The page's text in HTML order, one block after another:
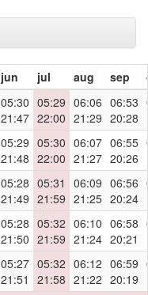
jun jul aug sep
05:30
21:47
05:29
22:00
06:06
21:29
06:53
20:28
05:29
21:48
05:30
22:00
06:07
21:27
06:55
20:26
05:28
21:49
05:31
21:59
06:09
21:25
06:56
20:24
05:28
21:50
05:32
21:59
06:10
21:24
06:58
20:21
05:27
21:51
05:32
21:58
06:12
21:22
06:59
20:19